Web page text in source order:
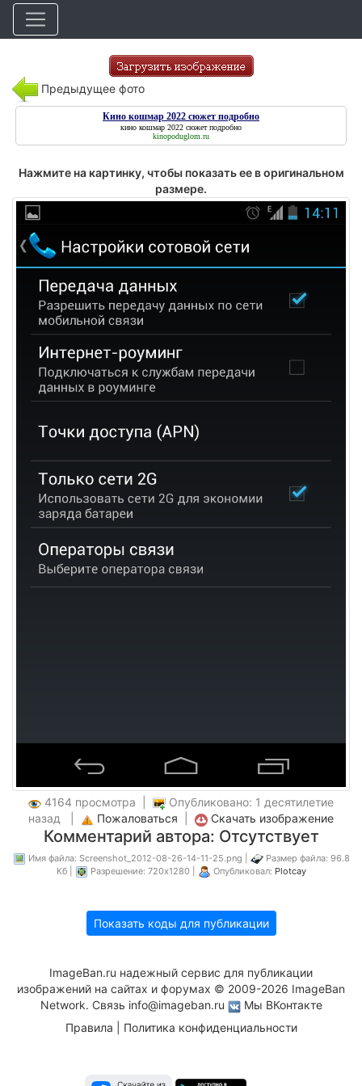
Предыдущее фото
Кино кошмар 2022 сюжет подробно
кино кошмар 2022 сюжет подробно
kinopoduglom.ru
Нажмите на картинку, чтобы показать ее в оригинальном
размере.
4164 просмотра |
Опубликовано: 1 десятилетие
назад |
Пожаловаться Скачать изображение
Комментарий автора: Отсутствует
Имя файла: Screenshot_2012-08-26-14-11-25.png |
Размер файла: 96.8
Кб |
Разрешение: 720x1280 | Опубликовал: Plotcay
Показать коды для публикации
ImageBan.ru надежный сервис для публикации
изображений на сайтах и форумах © 2009-2026 ImageBan
Network. Связь info@imageban.ru
Мы ВКонтакте
Правила
Политика конфиденциальности